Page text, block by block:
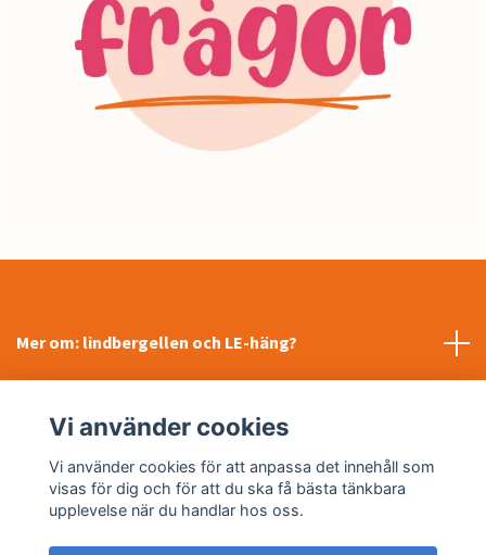
Mer om: lindbergellen och LE-häng?
Sociala medier
Vi använder cookies
Vi använder cookies för att anpassa det innehåll som
visas för dig och för att du ska få bästa tänkbara
upplevelse när du handlar hos oss.